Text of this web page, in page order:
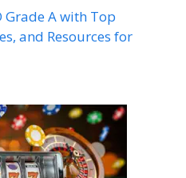
Grade A with Top
and Resources for